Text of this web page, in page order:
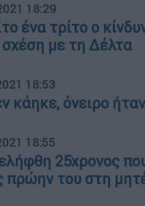
18:29
ένα τρίτο ο
με τη Δέλτα
18:53
κάηκε, όνειρο
18:55
25χρονος
πρώην του στη